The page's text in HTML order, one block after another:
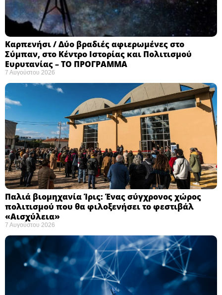
Καρπενήσι / Δύο βραδιές αφιερωμένες στο
Σύμπαν, στο Κέντρο Ιστορίας και Πολιτισμού
Ευρυτανίας – ΤΟ ΠΡΟΓΡΑΜΜΑ
7 Αυγούστου 2026
Παλιά βιομηχανία Ίρις: Ένας σύγχρονος χώρος
πολιτισμού που θα φιλοξενήσει το φεστιβάλ
«Αισχύλεια» ​
7 Αυγούστου 2026